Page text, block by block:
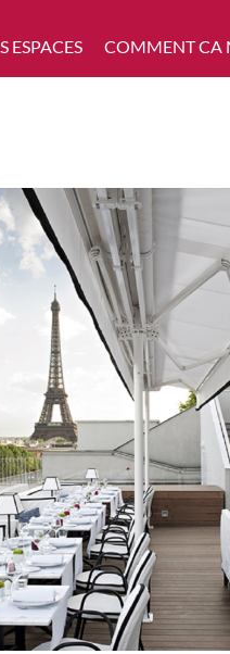
ESPACES COMMENT CA